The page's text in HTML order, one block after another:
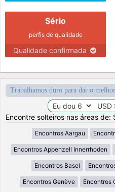
Sério
perfis de qualidade
Qualidade confirmada
Trabalhamos duro para dar o
Encontre solteiros nas áreas de:
Encontros Aargau
Encontros Appenzell Innerrhoden
Encontros Basel
Encontros Genève Encontros